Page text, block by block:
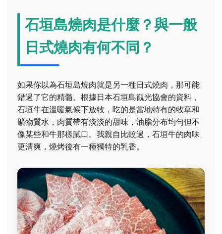
石垣島燒肉是什麼？與一般
日式燒肉有何不同？
如果你以為石垣島燒肉就是另一種日式燒肉，那可能
錯過了它的精髓。根據日本石垣島觀光協會的資料，
石垣牛在溫暖氣候下放牧，吃的是當地特有的牧草和
礦物質水，肉質帶有淡淡的甜味，油脂分布均勻但不
像某些和牛那樣膩口。我親自比較過，石垣牛的肉味
更清爽，燒烤後有一種獨特的乳香。